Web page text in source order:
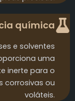
química
e solventes
uma
inerte para o
corrosivas ou
voláteis.